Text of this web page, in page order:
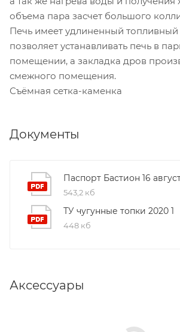
объема пара засчет большого
Печь имеет удлиненный топливный
позволяет устанавливать печь в
помещении, а закладка дров
смежного помещения.
Съёмная сетка-каменка
Документы
Паспорт Бастион 16
543,2 кб
ТУ чугунные топки 2020 1
448 кб
Аксессуары